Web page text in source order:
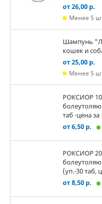
от 26,00 р.
Менее 5
Шампунь
кошек и
от 25,00 р.
Менее 5
РОКСИОР 10
таб -цена за
от 6,50 р.
РОКСИОР 20
(уп.-30 таб,
от 8,50 р.